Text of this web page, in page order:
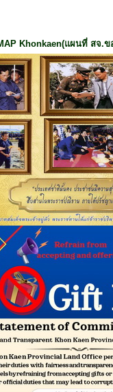
Khonkaen(แผนที่ สจ.